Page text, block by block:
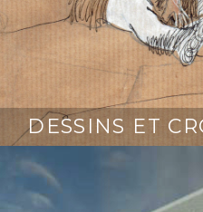
DESSINS ET